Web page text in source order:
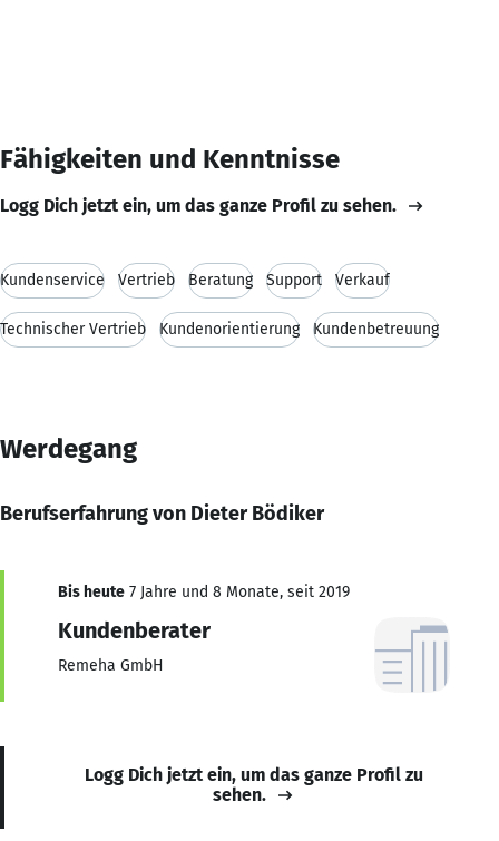
Fähigkeiten und Kenntnisse
Logg Dich jetzt ein, um das ganze Profil zu sehen.
Kundenservice Vertrieb Beratung Support Verkauf
Technischer Vertrieb Kundenorientierung Kundenbetreuung
Werdegang
Berufserfahrung von Dieter Bödiker
Bis heute 7 Jahre und 8 Monate, seit 2019
Kundenberater
Remeha GmbH
Logg Dich jetzt ein, um das ganze Profil zu
sehen.